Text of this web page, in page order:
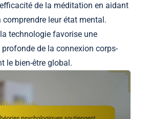
de la méditation en aidant
comprendre leur état mental.
technologie favorise une
de la connexion corps-
le bien-être global.